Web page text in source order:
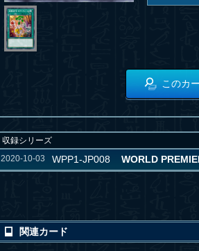
このカ
収録シリーズ
2020-10-03
WPP1-JP008 WORLD
関連カード